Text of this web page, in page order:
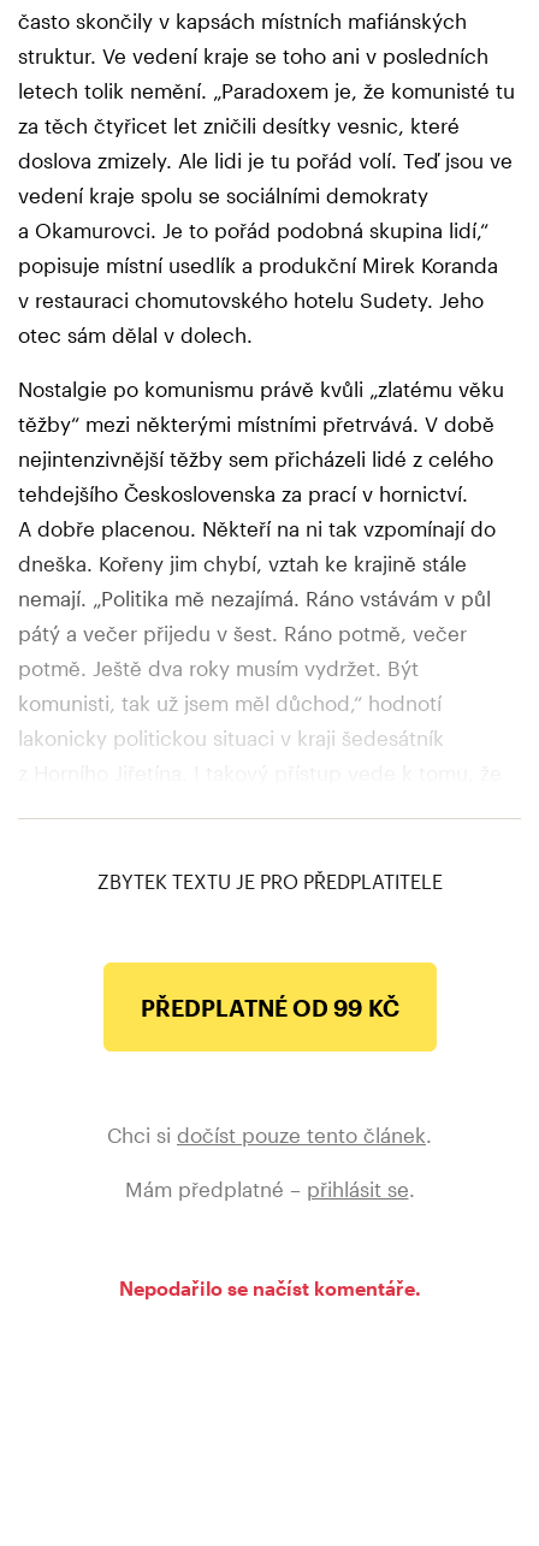
často skončily v kapsách místních mafiánských
struktur. Ve vedení kraje se toho ani v posledních
letech tolik nemění. „Paradoxem je, že komunisté tu
za těch čtyřicet let zničili desítky vesnic, které
doslova zmizely. Ale lidi je tu pořád volí. Teď jsou ve
vedení kraje spolu se sociálními demokraty
a Okamurovci. Je to pořád podobná skupina lidí,“
popisuje místní usedlík a produkční Mirek Koranda
v restauraci chomutovského hotelu Sudety. Jeho
otec sám dělal v dolech.
Nostalgie po komunismu právě kvůli „zlatému věku
těžby“ mezi některými místními přetrvává. V době
nejintenzivnější těžby sem přicházeli lidé z celého
tehdejšího Československa za prací v hornictví.
A dobře placenou. Někteří na ni tak vzpomínají do
dneška. Kořeny jim chybí, vztah ke krajině stále
nemají. „Politika mě nezajímá. Ráno vstávám v půl
pátý a večer přijedu v šest. Ráno potmě, večer
potmě. Ještě dva roky musím vydržet. Být
komunisti, tak už jsem měl důchod,“ hodnotí
lakonicky politickou situaci v kraji šedesátník
ZBYTEK TEXTU JE PRO PŘEDPLATITELE
PŘEDPLATNÉ OD 99 KČ
Chci si dočíst pouze tento článek.
Mám předplatné – přihlásit se.
Nepodařilo se načíst komentáře.